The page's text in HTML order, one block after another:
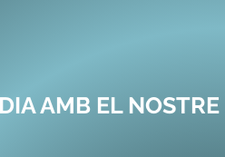
AMB EL